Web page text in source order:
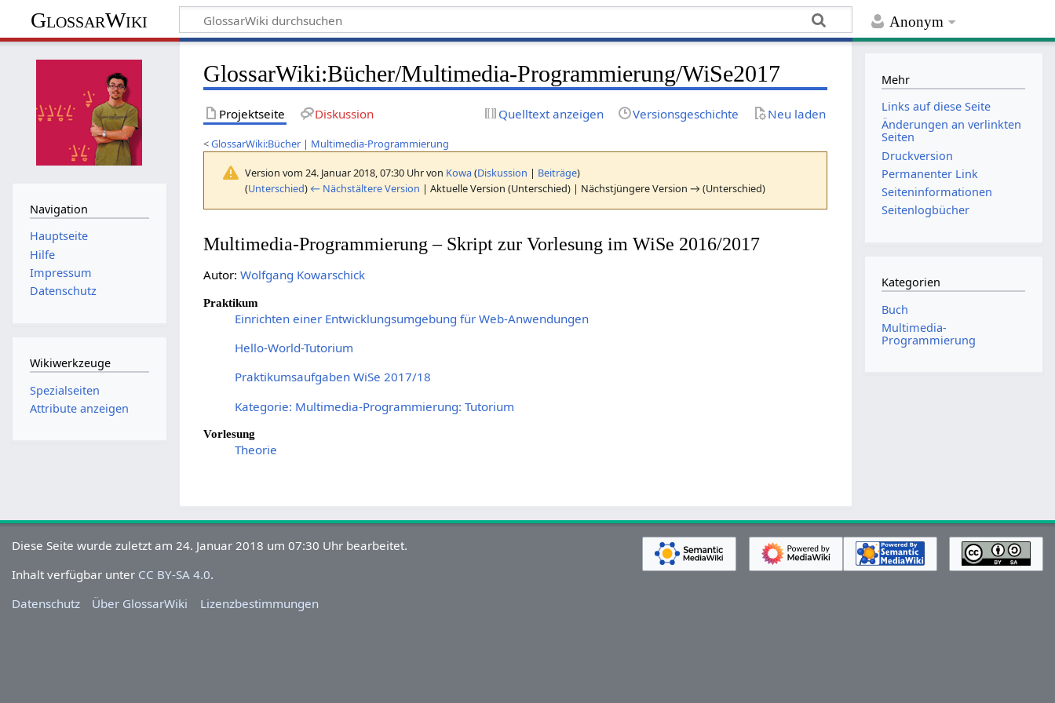
Anonym
GlossarWiki
GlossarWiki:Bücher/Multimedia-Programmierung/WiSe2017
Projektseite Diskussion Quelltext anzeigen Versionsgeschichte Neu laden
<GlossarWiki:Bücher | Multimedia-Programmierung
Version vom 24. Januar 2018, 07:30 Uhr von Kowa(Diskussion | Beiträge)
(Unterschied) ← Nächstältere Version | Aktuelle Version (Unterschied) | Nächstjüngere Version → (Unterschied)
Multimedia-Programmierung – Skript zur Vorlesung im WiSe 2016/2017
Autor:Wolfgang Kowarschick
Praktikum
Einrichten einer Entwicklungsumgebung für Web-Anwendungen
Hello-World-Tutorium
Praktikumsaufgaben WiSe 2017/18
Kategorie: Multimedia-Programmierung: Tutorium
Vorlesung
Theorie
Navigation
Hauptseite
Hilfe
Impressum
Datenschutz
Wikiwerkzeuge
Spezialseiten
Attribute anzeigen
Mehr
Links auf diese Seite
Änderungen an verlinkten
Seiten
Druckversion
Permanenter Link
Seiten­­informationen
Seitenlogbücher
Kategorien
Buch
Multimedia-
Programmierung
Diese Seite wurde zuletzt am 24. Januar 2018 um 07:30 Uhr bearbeitet.
Inhalt verfügbar unter CC BY-SA 4.0.
Datenschutz
Über GlossarWiki Lizenzbestimmungen